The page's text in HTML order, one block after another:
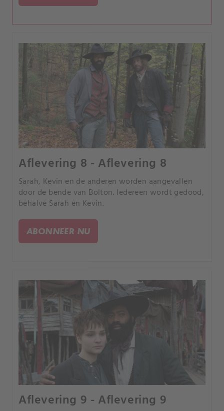
Aflevering 8 - Aflevering 8
Sarah, Kevin en de anderen worden aangevallen
door de bende van Bolton. Iedereen wordt gedood,
behalve Sarah en Kevin.
ABONNEER NU
Aflevering 9 - Aflevering 9